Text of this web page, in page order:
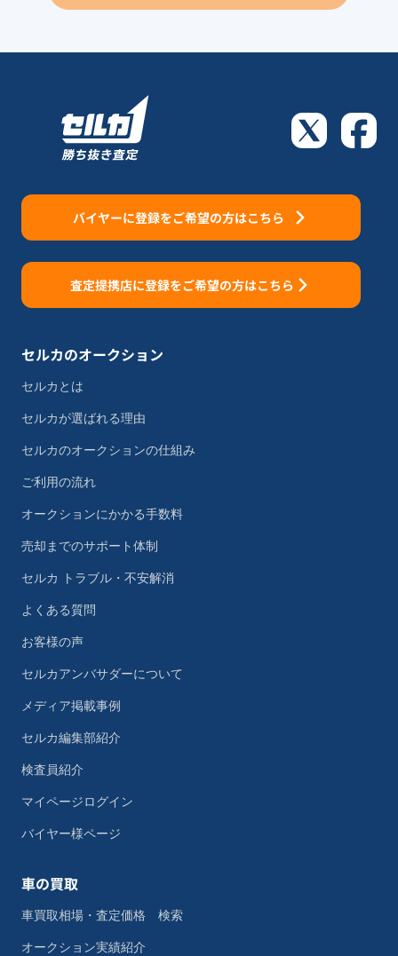
バイヤーに登録をご希望の方はこちら
査定提携店に登録をご希望の方はこちら
セルカのオークション
セルカとは
セルカが選ばれる理由
セルカのオークションの仕組み
ご利用の流れ
オークションにかかる手数料
売却までのサポート体制
セルカ トラブル・不安解消
よくある質問
お客様の声
セルカアンバサダーについて
メディア掲載事例
セルカ編集部紹介
検査員紹介
マイページログイン
バイヤー様ページ
車の買取
車買取相場・査定価格 検索
オークション実績紹介